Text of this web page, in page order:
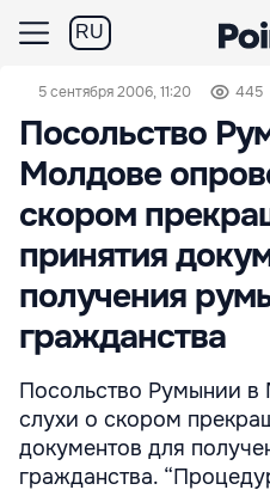
RU
5 сентября 2006, 11:20 445
Посольство
Молдове
скором
принятия
получения
гражданства
Посольство Румынии в
слухи о скором
документов для
гражданства.